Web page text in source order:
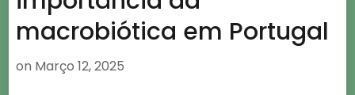
macrobiótica em Portugal
on Março 12, 2025